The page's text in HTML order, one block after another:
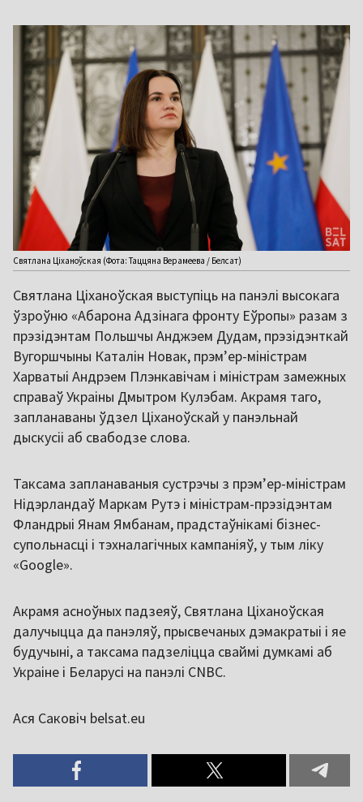
Святлана Ціханоўская (Фота: Таццяна Верамеева / Белсат)
Святлана Ціханоўская выступіць на панэлі высокага
ўзроўню «Абарона Адзінага фронту Еўропы» разам з
прэзідэнтам Польшчы Анджэем Дудам, прэзідэнткай
Вугоршчыны Каталін Новак, прэм’ер-міністрам
Харватыі Андрэем Плэнкавічам і міністрам замежных
справаў Украіны Дмытром Кулэбам. Акрамя таго,
запланаваны ўдзел Ціханоўскай у панэльнай
дыскусіі аб свабодзе слова.
Таксама запланаваныя сустрэчы з прэмʼер-міністрам
Нідэрландаў Маркам Рутэ і міністрам-прэзідэнтам
Фландрыі Янам Ямбанам, прадстаўнікамі бізнес-
супольнасці і тэхналагічных кампаніяў, у тым ліку
«Google».
Акрамя асноўных падзеяў, Святлана Ціханоўская
далучыцца да панэляў, прысвечаных дэмакратыі і яе
будучыні, а таксама падзеліцца сваймі думкамі аб
Украіне і Беларусі на панэлі CNBC.
Ася Саковіч belsat.eu